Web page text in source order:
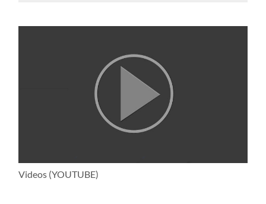
Videos (YOUTUBE)